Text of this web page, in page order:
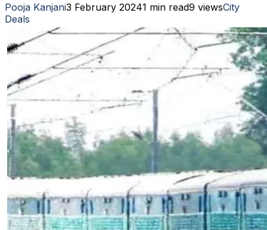
Pooja Kanjani3 February 20241 min read9 viewsCity
Deals